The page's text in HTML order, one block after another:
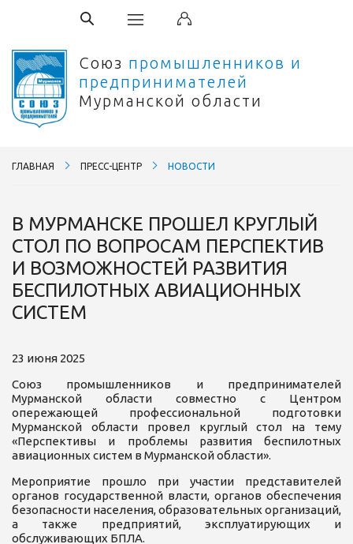
Союз промышленников и
предпринимателей
Мурманской области
ГЛАВНАЯ ПРЕСС-ЦЕНТР НОВОСТИ
В МУРМАНСКЕ ПРОШЕЛ КРУГЛЫЙ
СТОЛ ПО ВОПРОСАМ ПЕРСПЕКТИВ
И ВОЗМОЖНОСТЕЙ РАЗВИТИЯ
БЕСПИЛОТНЫХ АВИАЦИОННЫХ
СИСТЕМ
23 июня 2025
Союз промышленников и предпринимателей
Мурманской области совместно с Центром
опережающей профессиональной подготовки
Мурманской области провел круглый стол на тему
«Перспективы и проблемы развития беспилотных
авиационных систем в Мурманской области».
Мероприятие прошло при участии представителей
органов государственной власти, органов обеспечения
безопасности населения, образовательных организаций,
а также предприятий, эксплуатирующих и
обслуживающих БПЛА.